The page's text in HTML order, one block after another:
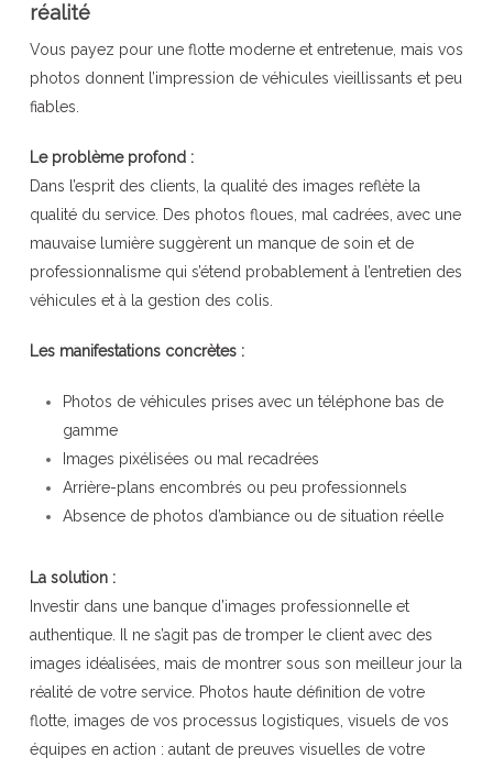
réalité
Vous payez pour une flotte moderne et entretenue, mais vos
photos donnent l’impression de véhicules vieillissants et peu
fiables.
Le problème profond :
Dans l’esprit des clients, la qualité des images reflète la
qualité du service. Des photos floues, mal cadrées, avec une
mauvaise lumière suggèrent un manque de soin et de
professionnalisme qui s’étend probablement à l’entretien des
véhicules et à la gestion des colis.
Les manifestations concrètes :
Photos de véhicules prises avec un téléphone bas de
gamme
Images pixélisées ou mal recadrées
Arrière-plans encombrés ou peu professionnels
Absence de photos d’ambiance ou de situation réelle
La solution :
Investir dans une banque d’images professionnelle et
authentique. Il ne s’agit pas de tromper le client avec des
images idéalisées, mais de montrer sous son meilleur jour la
réalité de votre service. Photos haute définition de votre
flotte, images de vos processus logistiques, visuels de vos
équipes en action : autant de preuves visuelles de votre